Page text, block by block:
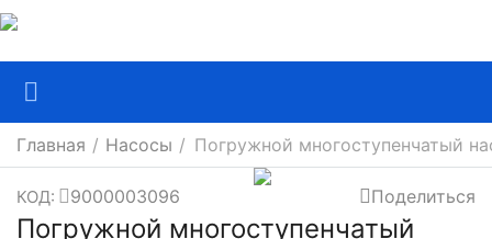
Главная / Насосы / Погружной многоступенчатый
КОД: 9000003096 Поделиться
Погружной многоступенчатый